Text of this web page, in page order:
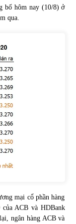
Hoá
mạnh
nhiệm của
10 cổ phiếu nổi bật
bố hôm nay (10/8) ở
qua.
mại cổ phần hàng
của ACB và HDBank
ngân hàng ACB và